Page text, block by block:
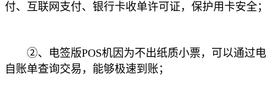
付、互联网支付、银行卡收单许可证，保护用卡安全；
②、电签版POS机因为不出纸质小票，可以通过电
自账单查询交易，能够极速到账；